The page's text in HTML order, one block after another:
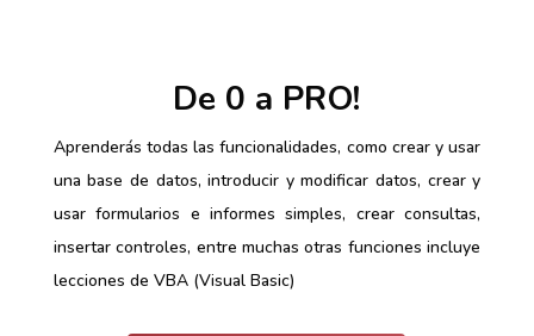
De 0 a PRO!
Aprenderás todas las funcionalidades, como crear y usar
una base de datos, introducir y modificar datos, crear y
usar formularios e informes simples, crear consultas,
insertar controles, entre muchas otras funciones incluye
lecciones de VBA (Visual Basic)